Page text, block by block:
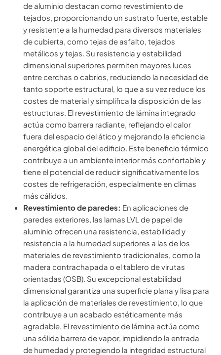
de aluminio destacan como revestimiento de
tejados, proporcionando un sustrato fuerte, estable
y resistente a la humedad para diversos materiales
de cubierta, como tejas de asfalto, tejados
metálicos y tejas. Su resistencia y estabilidad
dimensional superiores permiten mayores luces
entre cerchas o cabrios, reduciendo la necesidad de
tanto soporte estructural, lo que a su vez reduce los
costes de material y simplifica la disposición de las
estructuras. El revestimiento de lámina integrado
actúa como barrera radiante, reflejando el calor
fuera del espacio del ático y mejorando la eficiencia
energética global del edificio. Este beneficio térmico
contribuye a un ambiente interior más confortable y
tiene el potencial de reducir significativamente los
costes de refrigeración, especialmente en climas
más cálidos.
Revestimiento de paredes: En aplicaciones de
paredes exteriores, las lamas LVL de papel de
aluminio ofrecen una resistencia, estabilidad y
resistencia a la humedad superiores a las de los
materiales de revestimiento tradicionales, como la
madera contrachapada o el tablero de virutas
orientadas (OSB). Su excepcional estabilidad
dimensional garantiza una superficie plana y lisa para
la aplicación de materiales de revestimiento, lo que
contribuye a un acabado estéticamente más
agradable. El revestimiento de lámina actúa como
una sólida barrera de vapor, impidiendo la entrada
de humedad y protegiendo la integridad estructural